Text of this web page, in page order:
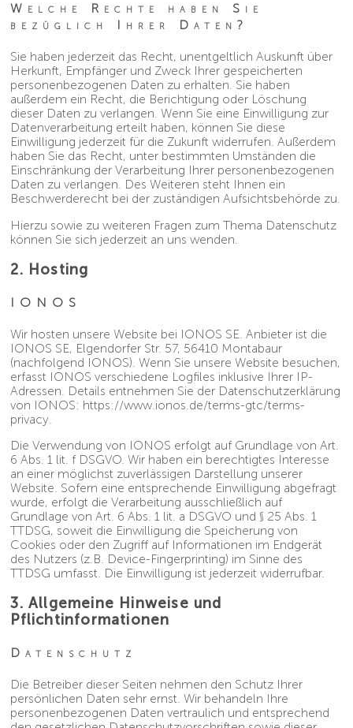
Welche Rechte haben Sie
bezüglich Ihrer Daten?
Sie haben jederzeit das Recht, unentgeltlich Auskunft über
Herkunft, Empfänger und Zweck Ihrer gespeicherten
personenbezogenen Daten zu erhalten. Sie haben
außerdem ein Recht, die Berichtigung oder Löschung
dieser Daten zu verlangen. Wenn Sie eine Einwilligung zur
Datenverarbeitung erteilt haben, können Sie diese
Einwilligung jederzeit für die Zukunft widerrufen. Außerdem
haben Sie das Recht, unter bestimmten Umständen die
Einschränkung der Verarbeitung Ihrer personenbezogenen
Daten zu verlangen. Des Weiteren steht Ihnen ein
Beschwerderecht bei der zuständigen Aufsichtsbehörde zu.
Hierzu sowie zu weiteren Fragen zum Thema Datenschutz
können Sie sich jederzeit an uns wenden.
2. Hosting
IONOS
Wir hosten unsere Website bei IONOS SE. Anbieter ist die
IONOS SE, Elgendorfer Str. 57, 56410 Montabaur
(nachfolgend IONOS). Wenn Sie unsere Website besuchen,
erfasst IONOS verschiedene Logfiles inklusive Ihrer IP-
Adressen. Details entnehmen Sie der Datenschutzerklärung
von IONOS: https://www.ionos.de/terms-gtc/terms-
privacy.
Die Verwendung von IONOS erfolgt auf Grundlage von Art.
6 Abs. 1 lit. f DSGVO. Wir haben ein berechtigtes Interesse
an einer möglichst zuverlässigen Darstellung unserer
Website. Sofern eine entsprechende Einwilligung abgefragt
wurde, erfolgt die Verarbeitung ausschließlich auf
Grundlage von Art. 6 Abs. 1 lit. a DSGVO und § 25 Abs. 1
TTDSG, soweit die Einwilligung die Speicherung von
Cookies oder den Zugriff auf Informationen im Endgerät
des Nutzers (z.B. Device-Fingerprinting) im Sinne des
TTDSG umfasst. Die Einwilligung ist jederzeit widerrufbar.
3. Allgemeine Hinweise und
Pflichtinformationen
Datenschutz
Die Betreiber dieser Seiten nehmen den Schutz Ihrer
persönlichen Daten sehr ernst. Wir behandeln Ihre
personenbezogenen Daten vertraulich und entsprechend